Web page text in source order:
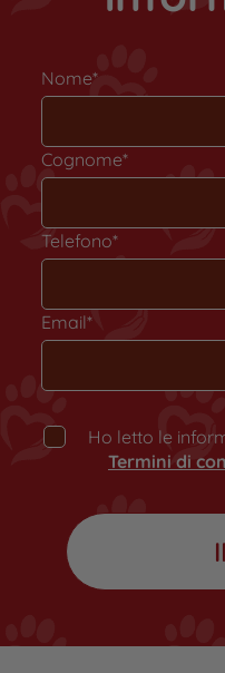
Nome*
Cognome*
Telefono*
Email*
Ho letto le
Termini di